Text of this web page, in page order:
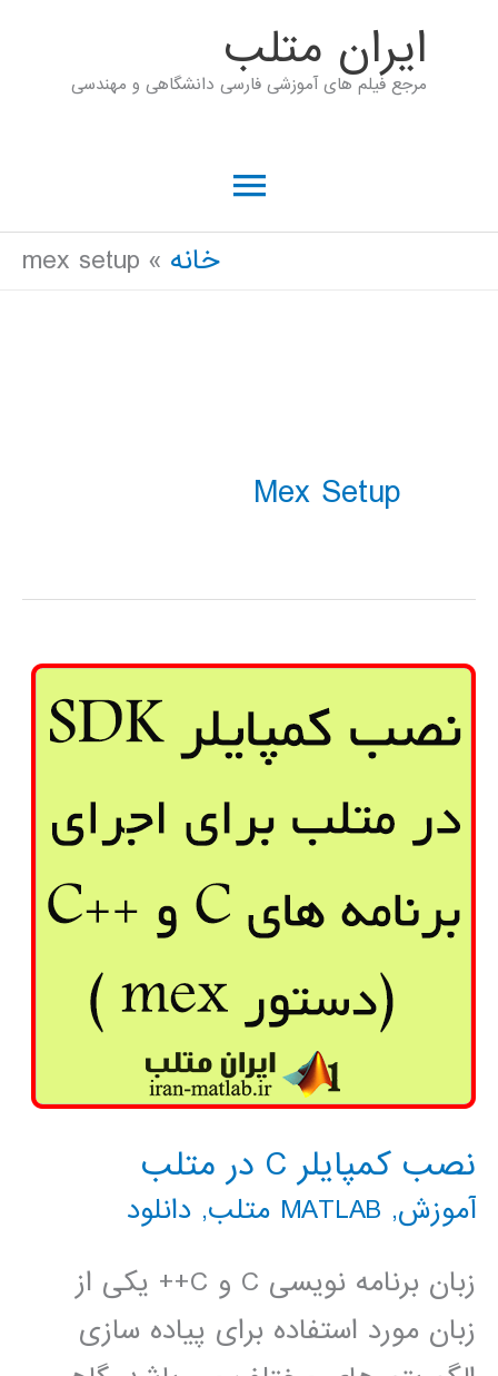
ايران متلب
مرجع فیلم های آموزشی فارسی دانشگاهی و مهندسی
فهرست
اصلی
خانه mex setup
Mex Setup
نصب کمپایلر C در متلب
آموزش, MATLAB متلب , دانلود
زبان برنامه نویسی C و C++ یکی از
زبان مورد استفاده برای پیاده سازی